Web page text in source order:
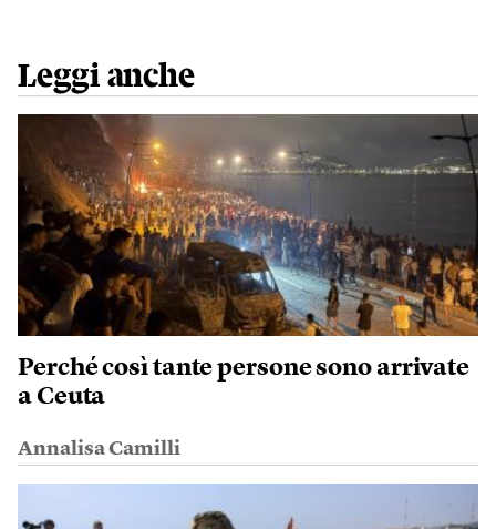
Leggi anche
Perché così tante persone sono arrivate
a Ceuta
Annalisa Camilli